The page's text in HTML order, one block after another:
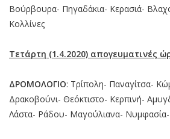
Βούρβουρα- Πηγαδάκια- Κερασιά-
Κολλίνες
Τετάρτη (1.4.2020) απογευματινές
ΔΡΟΜΟΛΟΓΙΟ: Τρίπολη- Παναγίτσα-
Δρακοβούνι- Θεόκτιστο- Κερπινή-
Λάστα- Ράδου- Μαγούλιανα- Νυμφασία-